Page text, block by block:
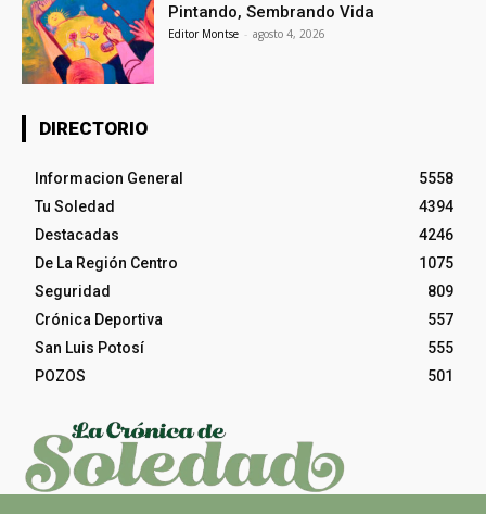
Pintando, Sembrando Vida
Editor Montse - agosto 4, 2026
DIRECTORIO
Informacion General
5558
Tu Soledad
4394
Destacadas
4246
De La Región Centro
1075
Seguridad
809
Crónica Deportiva
557
San Luis Potosí
555
POZOS
501